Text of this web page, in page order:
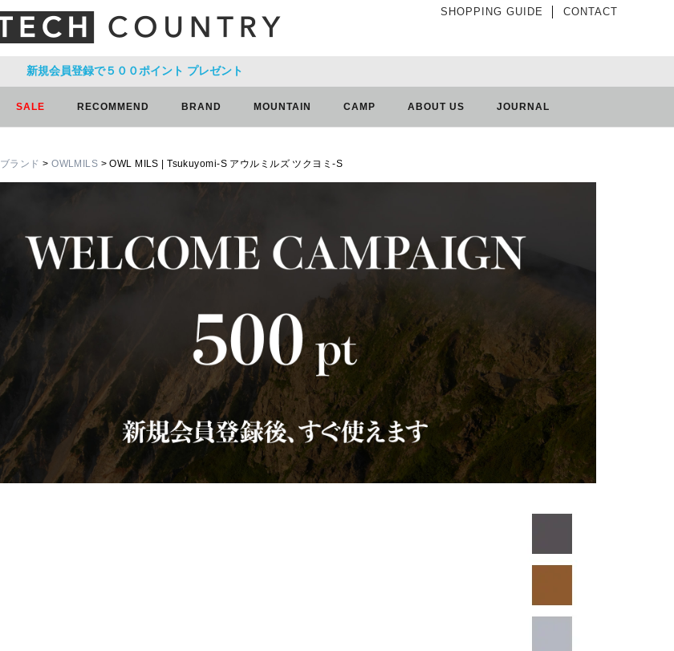
SHOPPING GUIDE CONTACT
新規会員登録で５００ポイント プレゼント
SALE RECOMMEND BRAND MOUNTAIN CAMP ABOUT US JOURNAL
ブランド OWLMILS OWL MILS | Tsukuyomi-S アウルミルズ ツクヨミ-S